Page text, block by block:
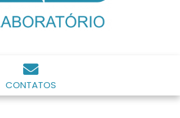
CONTATOS